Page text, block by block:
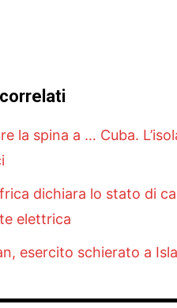
la spina a … Cuba.
dichiara lo stato di
elettrica
esercito schierato a